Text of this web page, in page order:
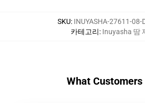
SKU: INUYASHA-27611-08-
카테고리: Inuyasha 땀
What Customers